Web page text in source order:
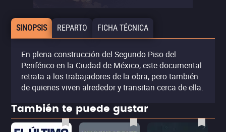
SINOPSIS REPARTO FICHA TÉCNICA
En plena construcción del Segundo Piso del
Periférico en la Ciudad de México, este documental
retrata a los trabajadores de la obra, pero también
de quienes viven alrededor y transitan cerca de ella.
También te puede gustar